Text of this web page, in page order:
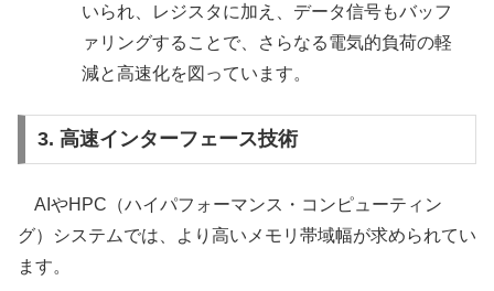
いられ、レジスタに加え、データ信号もバッフ
ァリングすることで、さらなる電気的負荷の軽
減と高速化を図っています。
3. 高速インターフェース技術
AIやHPC（ハイパフォーマンス・コンピューティン
グ）システムでは、より高いメモリ帯域幅が求められてい
ます。